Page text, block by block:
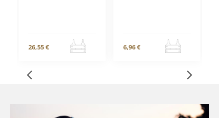
26,55 € 6,96 €